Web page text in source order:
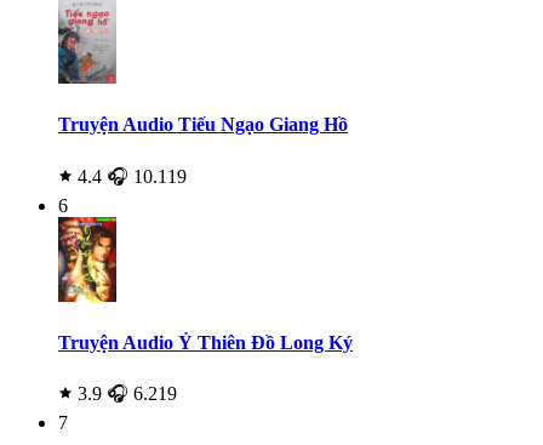
Truyện Audio Tiếu Ngạo Giang Hồ
4.4 🎧 10.119
6
Truyện Audio Ỷ Thiên Đồ Long Ký
3.9 🎧 6.219
7